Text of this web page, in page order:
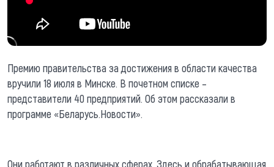
Премию правительства за достижения в области качества
вручили 18 июля в Минске. В почетном списке –
представители 40 предприятий. Об этом рассказали в
программе «Беларусь.Новости».
Они работают в различных сферах. Здесь и обрабатывающая